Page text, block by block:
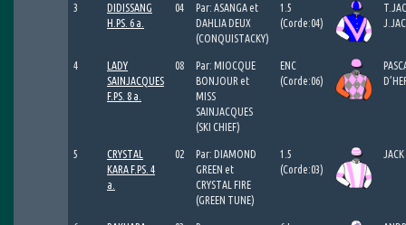
3
DIDISSANG
H.PS. 6 a.
04
Par: ASANGA et
DAHLIA DEUX
(CONQUISTACKY)
1.5
(Corde:04)
4
LADY
SAINJACQUES
F.PS. 8 a.
08
Par: MIOCQUE
BONJOUR et
MISS
SAINJACQUES
(SKI CHIEF)
ENC
(Corde:06)
5
CRYSTAL
KARA F.PS. 4
a.
02
Par: DIAMOND
GREEN et
CRYSTAL FIRE
(GREEN TUNE)
1.5
(Corde:03)